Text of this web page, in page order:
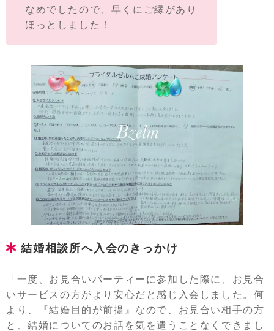
なめでしたので、早くにご縁があり
ほっとしました！
結婚相談所へ入会のきっかけ
「一度、お見合いパーティーに参加した際に、お見合
いサービスの方がより安心だと感じ入会しました。何
より、『結婚目的が前提』なので、お見合い相手の方
と、結婚についてのお話を気を遣うことなくできまし